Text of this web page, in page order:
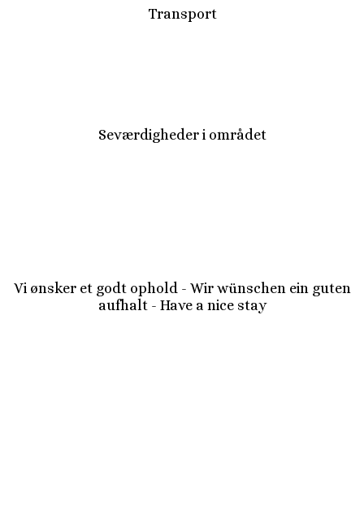
Transport
Seværdigheder i området
Vi ønsker et godt ophold - Wir wünschen ein guten
aufhalt - Have a nice stay